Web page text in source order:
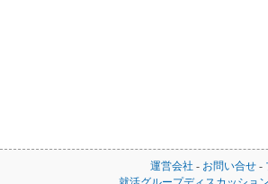
運営会社 - お問い合せ -